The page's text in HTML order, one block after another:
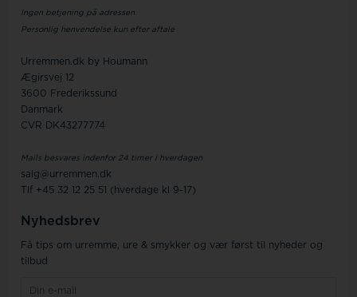
Ingen betjening på adressen
Personlig henvendelse kun efter aftale
Urremmen.dk by Houmann
Ægirsvej 12
3600 Frederikssund
Danmark
CVR DK43277774
Mails besvares indenfor 24 timer i hverdagen
salg@urremmen.dk
Tlf +45 32 12 25 51 (hverdage kl 9-17)
Nyhedsbrev
Få tips om urremme, ure & smykker og vær først til nyheder og
tilbud